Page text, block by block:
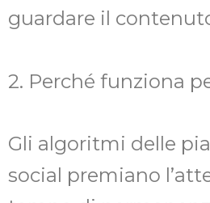
guardare il
2. Perché funziona
Gli algoritmi delle
social premiano